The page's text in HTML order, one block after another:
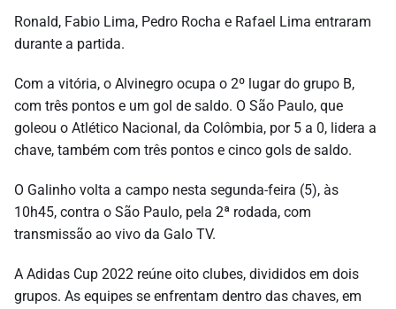
Ronald, Fabio Lima, Pedro Rocha e Rafael Lima entraram
durante a partida.
Com a vitória, o Alvinegro ocupa o 2º lugar do grupo B,
com três pontos e um gol de saldo. O São Paulo, que
goleou o Atlético Nacional, da Colômbia, por 5 a 0, lidera a
chave, também com três pontos e cinco gols de saldo.
O Galinho volta a campo nesta segunda-feira (5), às
10h45, contra o São Paulo, pela 2ª rodada, com
transmissão ao vivo da Galo TV.
A Adidas Cup 2022 reúne oito clubes, divididos em dois
grupos. As equipes se enfrentam dentro das chaves, em